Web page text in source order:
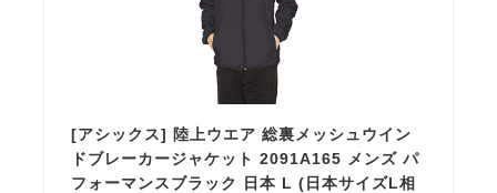
[アシックス] 陸上ウエア 総裏メッシュウイン
ドブレーカージャケット 2091A165 メンズ パ
フォーマンスブラック 日本 L (日本サイズL相